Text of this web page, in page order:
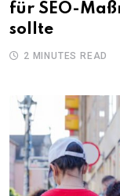
für SEO-
sollte
2 MINUTES READ